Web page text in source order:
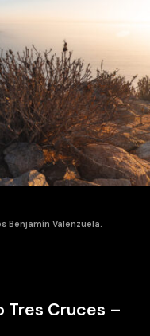
Benjamín Valenzuela.
Tres Cruces –